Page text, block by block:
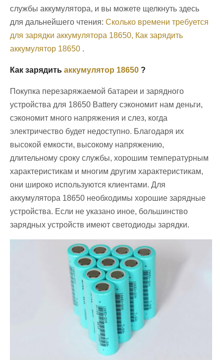
службы аккумулятора, и вы можете щелкнуть здесь
для дальнейшего чтения: Сколько времени требуется
для зарядки аккумулятора 18650, Как зарядить
аккумулятор 18650 .
Как зарядить аккумулятор 18650 ?
Покупка перезаряжаемой батареи и зарядного
устройства для 18650 Battery сэкономит нам деньги,
сэкономит много напряжения и слез, когда
электричество будет недоступно. Благодаря их
высокой емкости, высокому напряжению,
длительному сроку службы, хорошим температурным
характеристикам и многим другим характеристикам,
они широко используются клиентами. Для
аккумулятора 18650 необходимы хорошие зарядные
устройства. Если не указано иное, большинство
зарядных устройств имеют светодиоды зарядки.